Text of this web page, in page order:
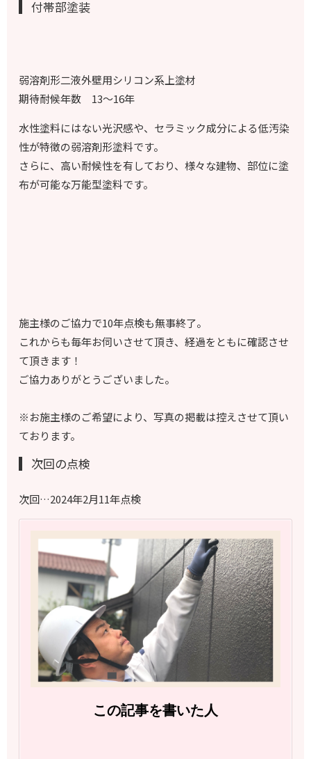
付帯部塗装
弱溶剤形二液外壁用シリコン系上塗材
期待耐候年数 13～16年
水性塗料にはない光沢感や、セラミック成分による低汚染
性が特徴の弱溶剤形塗料です。
さらに、高い耐候性を有しており、様々な建物、部位に塗
布が可能な万能型塗料です。
施主様のご協力で10年点検も無事終了。
これからも毎年お伺いさせて頂き、経過をともに確認させ
て頂きます！
ご協力ありがとうございました。
※お施主様のご希望により、写真の掲載は控えさせて頂い
ております。
次回の点検
次回…2024年2月11年点検
この記事を書いた人